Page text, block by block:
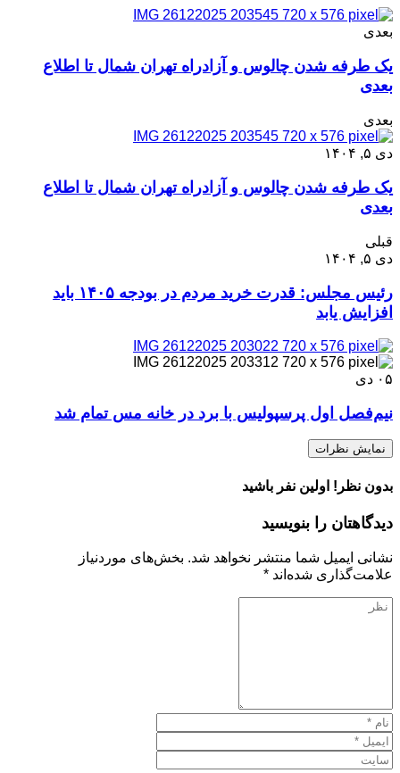
بعدی
یک طرفه شدن چالوس و آزادراه تهران شمال تا اطلاع
بعدی
بعدی
دی ۵, ۱۴۰۴
یک طرفه شدن چالوس و آزادراه تهران شمال تا اطلاع
بعدی
قبلی
دی ۵, ۱۴۰۴
رئیس مجلس: قدرت خرید مردم در بودجه ۱۴۰۵ باید
افزایش یابد
۰۵ دی
نیم‌فصل اول پرسپولیس با برد در خانه مس تمام شد
نمایش نظرات
بدون نظر! اولین نفر باشید
دیدگاهتان را بنویسید
نشانی ایمیل شما منتشر نخواهد شد. بخش‌های موردنیاز
علامت‌گذاری شده‌اند *